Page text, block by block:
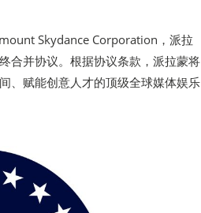
Skydance Corporation，派拉
合并协议。根据协议条款，派拉蒙将
、赋能创意人才的顶级全球媒体娱乐